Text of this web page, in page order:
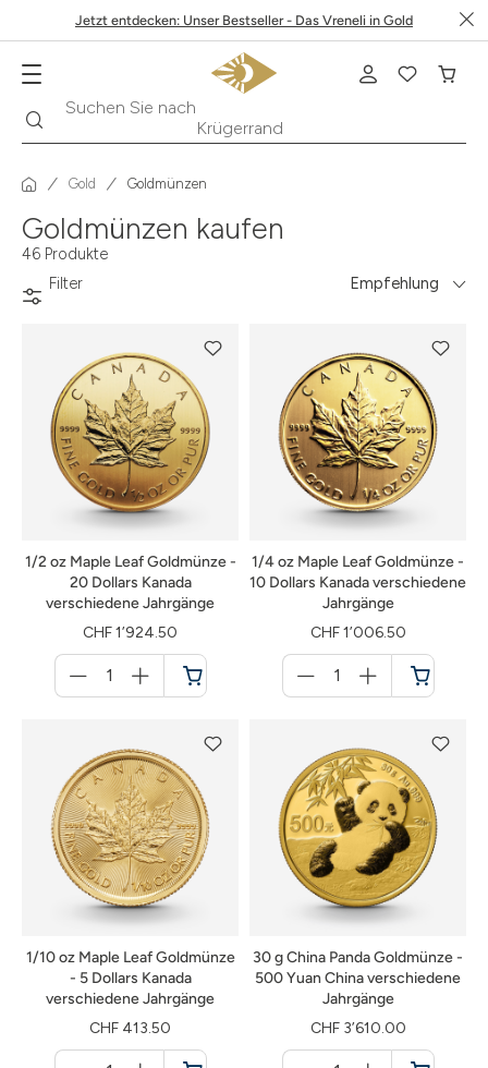
Jetzt entdecken: Unser Bestseller - Das Vreneli in Gold
Suchen Sie nach
Gold Goldmünzen
Goldmünzen kaufen
46 Produkte
Filter
Empfehlung
1/2 oz Maple Leaf Goldmünze -
20 Dollars Kanada
verschiedene Jahrgänge
CHF 1’924.50
für
Warenkorb
1/4 oz Maple Leaf Goldmünze -
10 Dollars Kanada verschiedene
Jahrgänge
CHF 1’006.50
für
Warenkorb
1/10 oz Maple Leaf Goldmünze
- 5 Dollars Kanada
verschiedene Jahrgänge
CHF 413.50
30 g China Panda Goldmünze -
500 Yuan China verschiedene
Jahrgänge
CHF 3’610.00